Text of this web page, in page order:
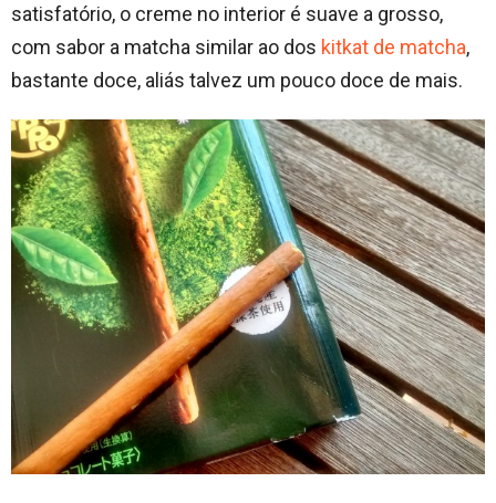
satisfatório, o creme no interior é suave a grosso,
com sabor a matcha similar ao dos kitkat de matcha,
bastante doce, aliás talvez um pouco doce de mais.